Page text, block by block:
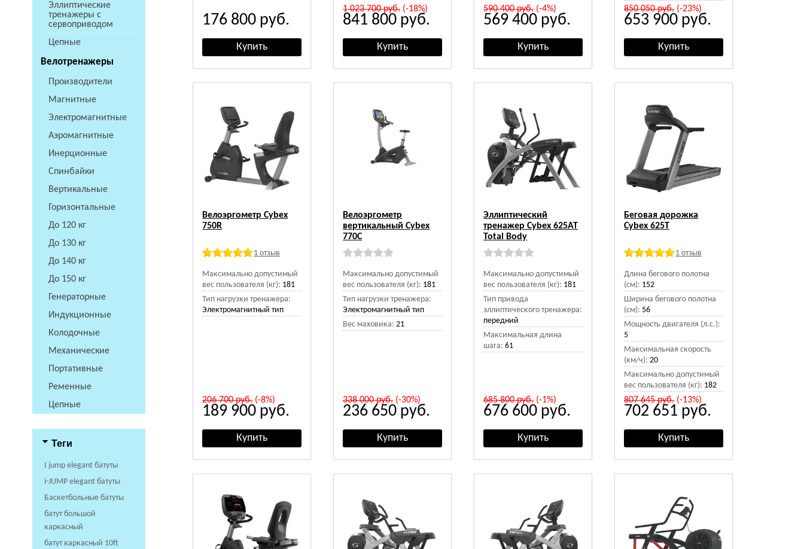
Эллиптические
тренажеры с
сервоприводом
Цепные
Велотренажеры
Производители
Магнитные
Электромагнитные
Аэромагнитные
Инерционные
Спинбайки
Вертикальные
Горизонтальные
До 120 кг
До 130 кг
До 140 кг
До 150 кг
Генераторные
Индукционные
Колодочные
Механические
Портативные
Ременные
Цепные
Теги
I jump elegant батуты
i-JUMP elegant батуты
Баскетбольные батуты
батут большой
каркасный
батут каркасный 10ft
176 800 руб.
1 023 700руб.(-18%)
841 800 руб.
590 400руб.(-4%)
569 400 руб.
850 050руб.(-23%)
653 900 руб.
Велоэргометр Cybex
750R
1 отзыв
Максимально допустимый
вес пользователя (кг): 181
Тип нагрузки тренажера:
Электромагнитный тип
206 700руб.(-8%)
189 900 руб.
Велоэргометр
вертикальный Cybex
770C
Максимально допустимый
вес пользователя (кг): 181
Тип нагрузки тренажера:
Электромагнитный тип
Вес маховика: 21
338 000руб.(-30%)
236 650 руб.
Эллиптический
тренажер Cybex 625AT
Total Body
Максимально допустимый
вес пользователя (кг): 181
Тип привода
эллиптического тренажера:
передний
Максимальная длина
шага: 61
685 800руб.(-1%)
676 600 руб.
Беговая дорожка
Cybex 625T
1 отзыв
Длина бегового полотна
(см): 152
Ширина бегового полотна
(см): 56
Мощность двигателя (л.с.):
5
Максимальная скорость
(км/ч): 20
Максимально допустимый
вес пользователя (кг): 182
807 645руб.(-13%)
702 651 руб.